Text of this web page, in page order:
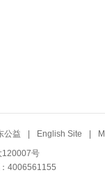
公益 English Site
120007号
4006561155